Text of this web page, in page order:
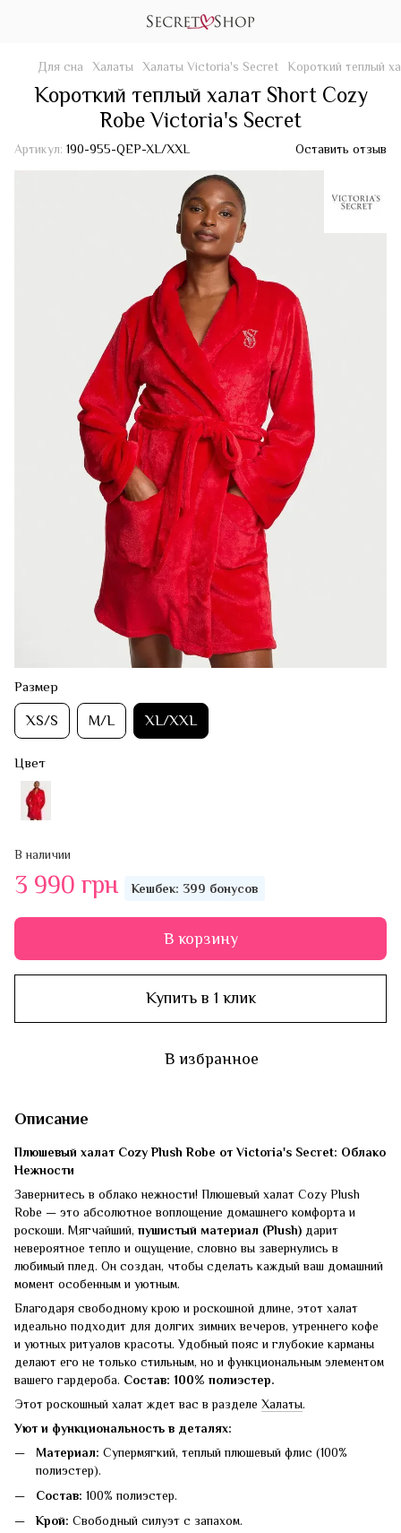
Для сна Халаты Халаты Victoria's Secret Короткий теплый
Короткий теплый халат Short Cozy
Robe Victoria's Secret
Артикул: 190-955-QEP-XL/XXL Оставить отзыв
Размер
XS/S M/L XL/XXL
Цвет
В наличии
3 990 грн Кешбек: 399 бонусов
В корзину
Купить в 1 клик
В избранное
Описание
Плюшевый халат Cozy Plush Robe от Victoria's Secret: Облако
Нежности
Завернитесь в облако нежности! Плюшевый халат Cozy Plush
Robe — это абсолютное воплощение домашнего комфорта и
роскоши. Мягчайший, пушистый материал (Plush) дарит
невероятное тепло и ощущение, словно вы завернулись в
любимый плед. Он создан, чтобы сделать каждый ваш домашний
момент особенным и уютным.
Благодаря свободному крою и роскошной длине, этот халат
идеально подходит для долгих зимних вечеров, утреннего кофе
и уютных ритуалов красоты. Удобный пояс и глубокие карманы
делают его не только стильным, но и функциональным элементом
вашего гардероба. Состав: 100% полиэстер.
Этот роскошный халат ждет вас в разделе Халаты.
Уют и функциональность в деталях:
Материал: Супермягкий, теплый плюшевый флис (100%
полиэстер).
Состав: 100% полиэстер.
Крой: Свободный силуэт с запахом.